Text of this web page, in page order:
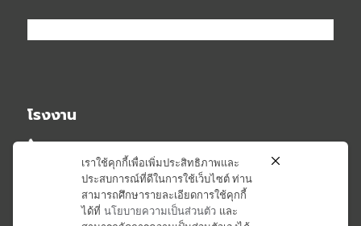
โรงงาน
02 - 581 - 2348
02 - 581 - 6407
เราใช้คุกกี้เพื่อเพิ่มประสิทธิภาพและ
ประสบการณ์ที่ดีในการใช้เว็บไซต์ ท่าน
สามารถศึกษารายละเอียดการใช้คุกกี้
ได้ที่ นโยบายความเป็นส่วนตัว และ